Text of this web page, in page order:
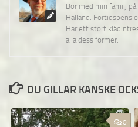
Bor med min familj
Halland.
Har ett stort
alla dess former.
DU GILLAR KANSKE
0